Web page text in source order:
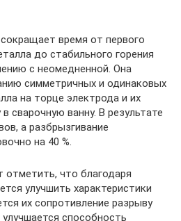
время от первого
до стабильного горения
с неомедненной. Она
симметричных и одинаковых
на торце электрода и их
сварочную ванну. В результате
а разбрызгивание
на 40 %.
отметить, что благодаря
улучшить характеристики
их сопротивление разрыву
способность